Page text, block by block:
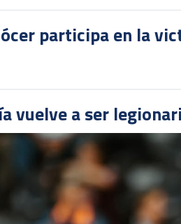
participa en la
vuelve a ser